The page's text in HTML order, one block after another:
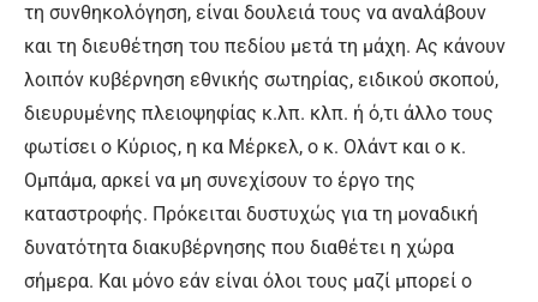
τη συνθηκολόγηση, είναι δουλειά τους να αναλάβουν
και τη διευθέτηση του πεδίου μετά τη μάχη. Ας κάνουν
λοιπόν κυβέρνηση εθνικής σωτηρίας, ειδικού σκοπού,
διευρυμένης πλειοψηφίας κ.λπ. κλπ. ή ό,τι άλλο τους
φωτίσει ο Κύριος, η κα Μέρκελ, ο κ. Ολάντ και ο κ.
Ομπάμα, αρκεί να μη συνεχίσουν το έργο της
καταστροφής. Πρόκειται δυστυχώς για τη μοναδική
δυνατότητα διακυβέρνησης που διαθέτει η χώρα
σήμερα. Και μόνο εάν είναι όλοι τους μαζί μπορεί ο